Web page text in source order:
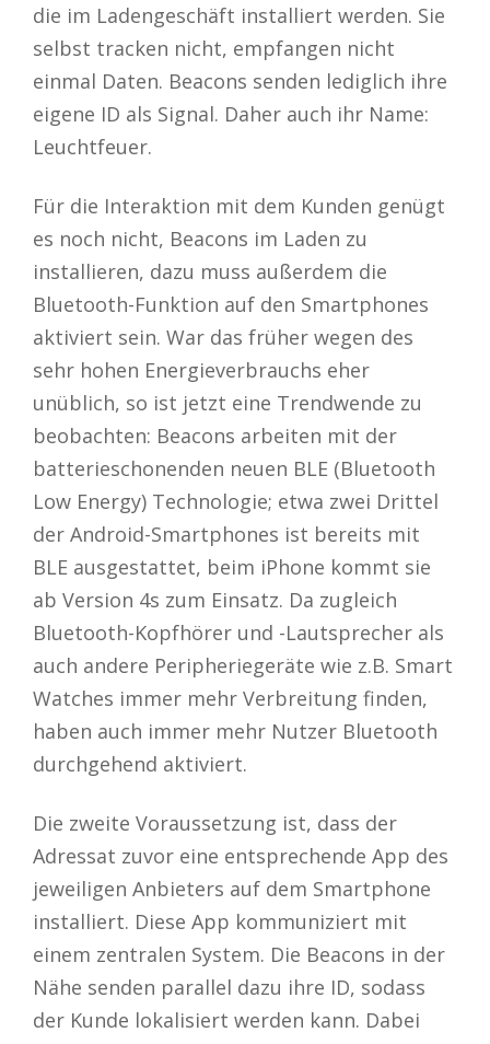
die im Ladengeschäft installiert werden. Sie
selbst tracken nicht, empfangen nicht
einmal Daten. Beacons senden lediglich ihre
eigene ID als Signal. Daher auch ihr Name:
Leuchtfeuer.
Für die Interaktion mit dem Kunden genügt
es noch nicht, Beacons im Laden zu
installieren, dazu muss außerdem die
Bluetooth-Funktion auf den Smartphones
aktiviert sein. War das früher wegen des
sehr hohen Energieverbrauchs eher
unüblich, so ist jetzt eine Trendwende zu
beobachten: Beacons arbeiten mit der
batterieschonenden neuen BLE (Bluetooth
Low Energy) Technologie; etwa zwei Drittel
der Android-Smartphones ist bereits mit
BLE ausgestattet, beim iPhone kommt sie
ab Version 4s zum Einsatz. Da zugleich
Bluetooth-Kopfhörer und -Lautsprecher als
auch andere Peripheriegeräte wie z.B. Smart
Watches immer mehr Verbreitung finden,
haben auch immer mehr Nutzer Bluetooth
durchgehend aktiviert.
Die zweite Voraussetzung ist, dass der
Adressat zuvor eine entsprechende App des
jeweiligen Anbieters auf dem Smartphone
installiert. Diese App kommuniziert mit
einem zentralen System. Die Beacons in der
Nähe senden parallel dazu ihre ID, sodass
der Kunde lokalisiert werden kann. Dabei